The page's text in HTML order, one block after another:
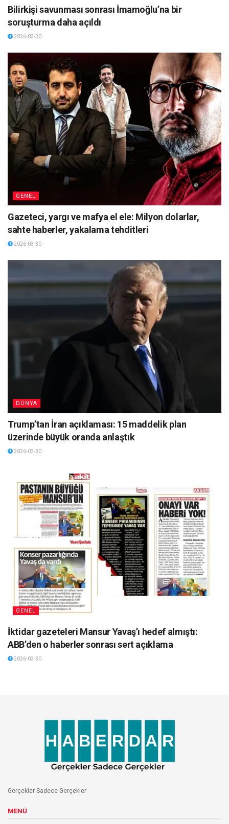
Bilirkişi savunması sonrası İmamoğlu’na bir
soruşturma daha açıldı
2026-03-30
GENEL
Gazeteci, yargı ve mafya el ele: Milyon dolarlar,
sahte haberler, yakalama tehditleri
2026-03-30
DÜNYA
Trump’tan İran açıklaması: 15 maddelik plan
üzerinde büyük oranda anlaştık
2026-03-30
GENEL
İktidar gazeteleri Mansur Yavaş’ı hedef almıştı:
ABB’den o haberler sonrası sert açıklama
2026-03-30
Gerçekler Sadece Gerçekler
MENÜ